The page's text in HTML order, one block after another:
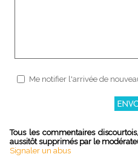
Me notifier l'arrivée de
Tous les commentaires
aussitôt supprimés par le
Signaler un abus